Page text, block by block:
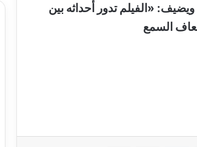
«الفيلم تدور أحداثه بين
السمع